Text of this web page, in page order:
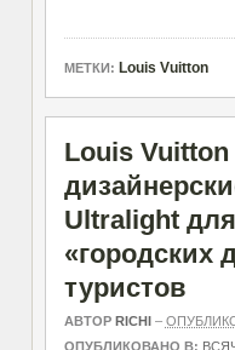
МЕТКИ: Louis Vuitton
Louis
Ultralight
«городских
туристов
АВТОР RICHI–
ОПУБЛИКОВАНО В: